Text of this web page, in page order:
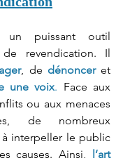
un puissant outil
revendication. Il
, de dénoncer et
une voix. Face aux
ou aux menaces
de nombreux
à interpeller le public
causes. Ainsi,
l’art